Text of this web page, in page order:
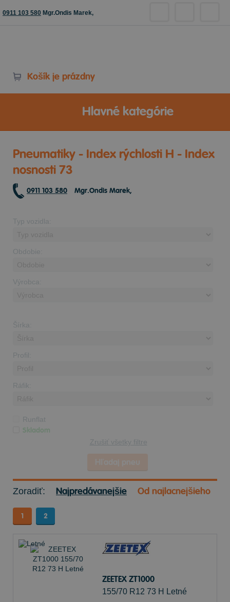
0911 103 580 Mgr.Ondis Marek,
Košík je prázdny
Hlavné kategórie
Pneumatiky - Index rýchlosti H - Index
nosnosti 73
0911 103 580 Mgr.Ondis Marek,
Typ vozidla:
Obdobie:
Výrobca:
Šírka:
Profil:
Ráfik:
Runflat
Skladom
Zrušiť všetky filtre
Zoradiť: Najpredávanejšie Od najlacnejšieho
1 2
ZEETEX ZT1000
155/70 R12 73 H Letné